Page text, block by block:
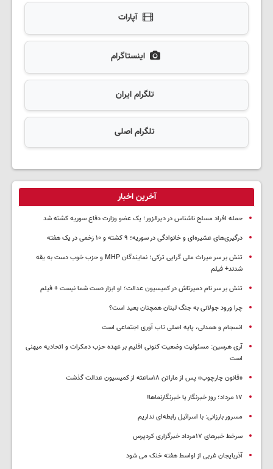
آپارات
اینستاگرام
تلگرام ایران
تلگرام اصلی
آخرین اخبار
حمله افراد مسلح ناشناس در دیرالزور؛ یک عضو وزارت دفاع سوریه کشته شد
درگیری‌های عشیره‌ای و خانوادگی در سوریه؛ ۹ کشته و ۱۰ زخمی در یک هفته
تنش بر سر میراث ملی گرایی ترکی؛ نمایندگان MHP و حزب خوب دست به یقه
شدند+ فیلم
تنش بر سر نام دمیرتاش در کمیسیون عدالت؛ او ابزار دست شما نیست + فیلم
چرا ورود جولانی به جنگ لبنان همچنان بعید است؟
انسجام و همدلی، پایه اصلی تاب آوری اجتماعی است
آری هرسین: مسئولیت وضعیت کنونی اقلیم بر عهده حزب دمکرات و اتحادیه میهنی
است
«قانون چارچوب» پس از ماراتن ۱۸ساعته از کمیسیون عدالت گذشت
١٧ مرداد؛ روز خبرنگار یا خبرنگارنماها!
مسرور بارزانی: با اسرائیل رابطه‌ای نداریم
سرخط خبرهای ۱۷مرداد خبرگزاری کردپرس
آذربایجان غربی از اواسط هفته خنک می شود